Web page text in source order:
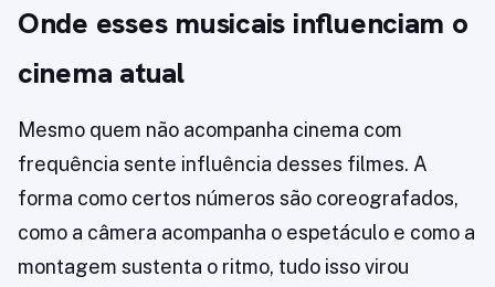
Onde esses musicais influenciam o
cinema atual
Mesmo quem não acompanha cinema com
frequência sente influência desses filmes. A
forma como certos números são coreografados,
como a câmera acompanha o espetáculo e como a
montagem sustenta o ritmo, tudo isso virou